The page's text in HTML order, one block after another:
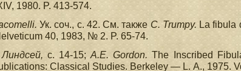
1980. P. 413-574.
Ук. соч., с. 42. См. также С. Trumpy. La fibula
40, 1983, № 2. P. 65-74.
с. 14-15;А.Е. Gordon. The Inscribed
Classical Studies. Berkeley — L. Α., 1975.